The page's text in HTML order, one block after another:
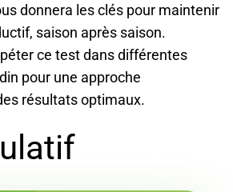
donnera les clés pour maintenir
saison après saison.
ce test dans différentes
pour une approche
résultats optimaux.